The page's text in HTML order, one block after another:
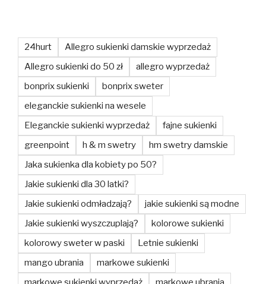
24hurt
Allegro sukienki damskie wyprzedaż
Allegro sukienki do 50 zł
allegro wyprzedaż
bonprix sukienki
bonprix sweter
eleganckie sukienki na wesele
Eleganckie sukienki wyprzedaż
fajne sukienki
greenpoint
h & m swetry
hm swetry damskie
Jaka sukienka dla kobiety po 50?
Jakie sukienki dla 30 latki?
Jakie sukienki odmładzają?
jakie sukienki są modne
Jakie sukienki wyszczuplają?
kolorowe sukienki
kolorowy sweter w paski
Letnie sukienki
mango ubrania
markowe sukienki